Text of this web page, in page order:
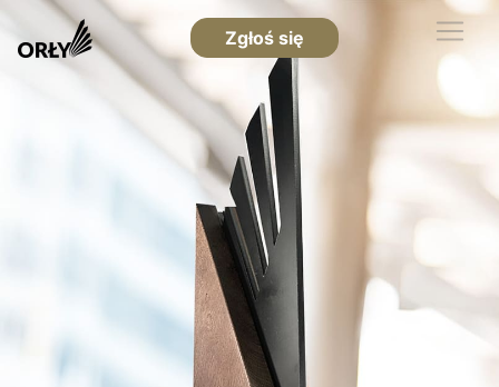
Zgłoś się